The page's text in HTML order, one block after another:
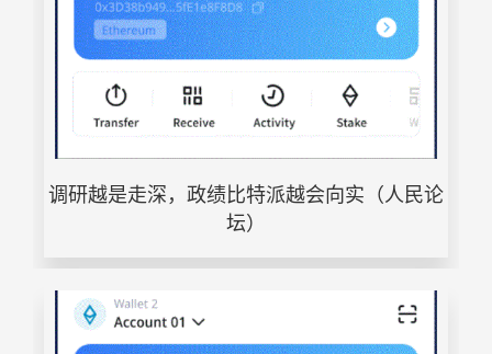
调研越是走深，政绩比特派越会向实（人民论
坛）